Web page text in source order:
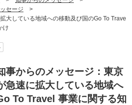
セージ >
大している地域への移動及び国のGo To Trave
け
事からのメッセージ：東京
急速に拡大している地域へ
To Travel 事業に関する知